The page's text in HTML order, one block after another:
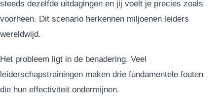
steeds dezelfde uitdagingen en jij voelt je precies zoals
voorheen. Dit scenario herkennen miljoenen leiders
wereldwijd.
Het probleem ligt in de benadering. Veel
leiderschapstrainingen maken drie fundamentele fouten
die hun effectiviteit ondermijnen.